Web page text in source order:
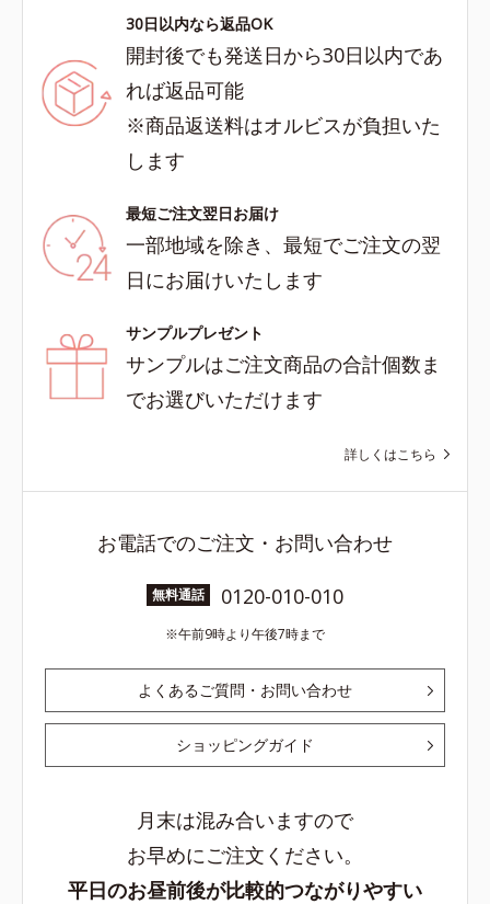
30日以内なら返品OK
開封後でも発送日から30日以内であ
れば返品可能
※商品返送料はオルビスが負担いた
します
最短ご注文翌日お届け
一部地域を除き、最短でご注文の翌
日にお届けいたします
サンプルプレゼント
サンプルはご注文商品の合計個数ま
でお選びいただけます
詳しくはこちら
お電話でのご注文・お問い合わせ
無料通話 0120-010-010
午前9時より午後7時まで
よくあるご質問・お問い合わせ
ショッピングガイド
月末は混み合いますので
お早めにご注文ください。
平日のお昼前後が比較的つながりやすい